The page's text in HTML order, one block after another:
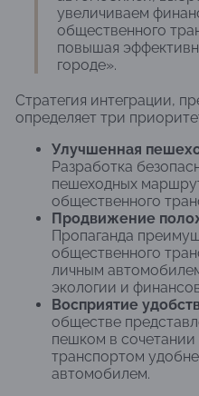
увеличиваем
общественного
повышая
городе».
Стратегия интеграции,
определяет три
Улучшенная
Разработка
пешеходных
общественного
Продвижение
Пропаганда
общественного
личным
экологии и
Восприятие
обществе
пешком в
транспортом
автомобилем.